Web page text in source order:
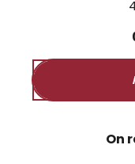
On